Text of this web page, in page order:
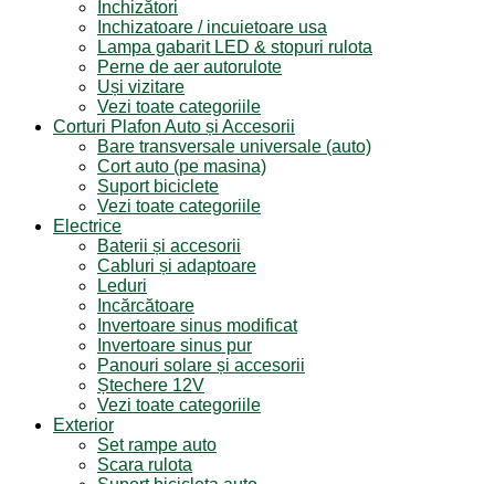
Închizători
Inchizatoare / incuietoare usa
Lampa gabarit LED & stopuri rulota
Perne de aer autorulote
Uși vizitare
Vezi toate categoriile
Corturi Plafon Auto și Accesorii
Bare transversale universale (auto)
Cort auto (pe masina)
Suport biciclete
Vezi toate categoriile
Electrice
Baterii și accesorii
Cabluri și adaptoare
Leduri
Incărcătoare
Invertoare sinus modificat
Invertoare sinus pur
Panouri solare și accesorii
Ștechere 12V
Vezi toate categoriile
Exterior
Set rampe auto
Scara rulota